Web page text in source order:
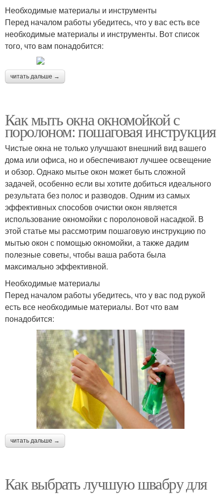
Необходимые материалы и инструменты
Перед началом работы убедитесь, что у вас есть все
необходимые материалы и инструменты. Вот список
того, что вам понадобится:
читать дальше →
Как мыть окна окномойкой с
поролоном: пошаговая инструкция
Чистые окна не только улучшают внешний вид вашего
дома или офиса, но и обеспечивают лучшее освещение
и обзор. Однако мытье окон может быть сложной
задачей, особенно если вы хотите добиться идеального
результата без полос и разводов. Одним из самых
эффективных способов очистки окон является
использование окномойки с поролоновой насадкой. В
этой статье мы рассмотрим пошаговую инструкцию по
мытью окон с помощью окномойки, а также дадим
полезные советы, чтобы ваша работа была
максимально эффективной.
Необходимые материалы
Перед началом работы убедитесь, что у вас под рукой
есть все необходимые материалы. Вот что вам
понадобится:
читать дальше →
Как выбрать лучшую швабру для